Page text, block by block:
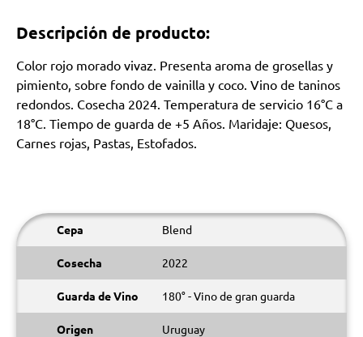
Descripción de producto:
Color rojo morado vivaz. Presenta aroma de grosellas y
pimiento, sobre fondo de vainilla y coco. Vino de taninos
redondos. Cosecha 2024. Temperatura de servicio 16°C a
18°C. Tiempo de guarda de +5 Años. Maridaje: Quesos,
Carnes rojas, Pastas, Estofados.
Cepa Blend
Cosecha 2022
Guarda de Vino 180° - Vino de gran guarda
Origen Uruguay